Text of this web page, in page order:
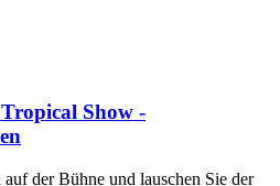
Show -
der Bühne und lauschen Sie der